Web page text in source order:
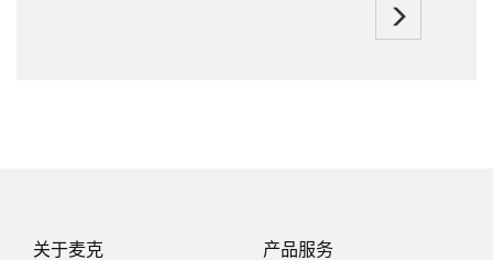
关于麦克 产品服务